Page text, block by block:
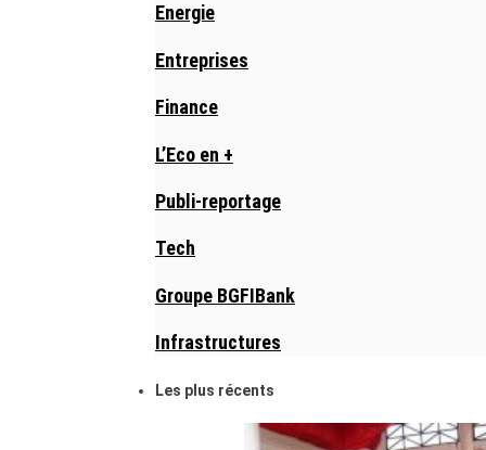
Energie
Entreprises
Finance
L’Eco en +
Publi-reportage
Tech
Groupe BGFIBank
Infrastructures
Les plus récents